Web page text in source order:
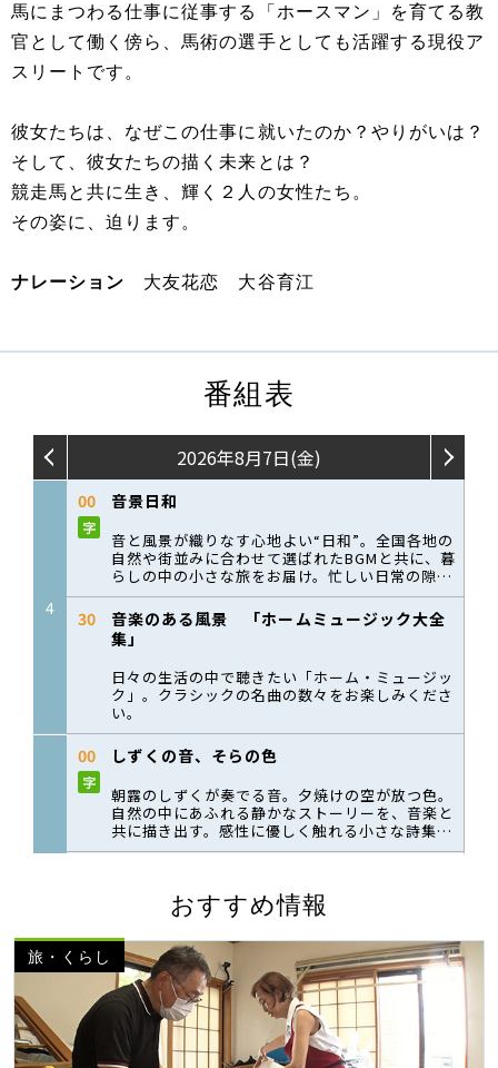
馬にまつわる仕事に従事する「ホースマン」を育てる教
官として働く傍ら、馬術の選手としても活躍する現役ア
スリートです。
彼女たちは、なぜこの仕事に就いたのか？やりがいは？
そして、彼女たちの描く未来とは？
競走馬と共に生き、輝く２人の女性たち。
その姿に、迫ります。
ナレーション 大友花恋 大谷育江
番組表
おすすめ情報
旅・くらし